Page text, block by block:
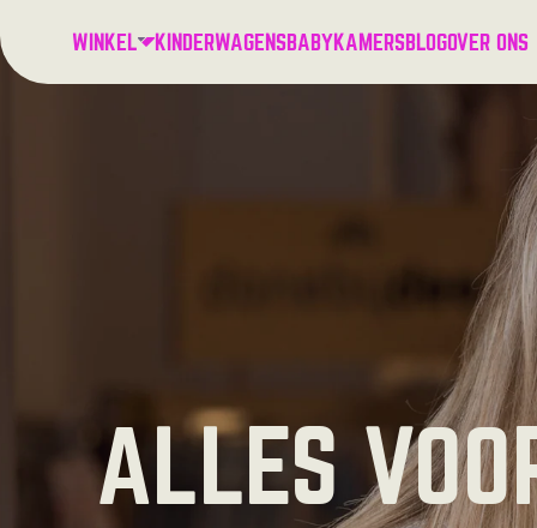
WINKEL KINDERWAGENS BABYKAMERS BLOGOVER ONS
ALLES